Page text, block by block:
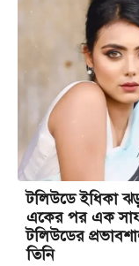
টলিউডে ইধিকা
একের পর এক
টলিউডের
তিনি